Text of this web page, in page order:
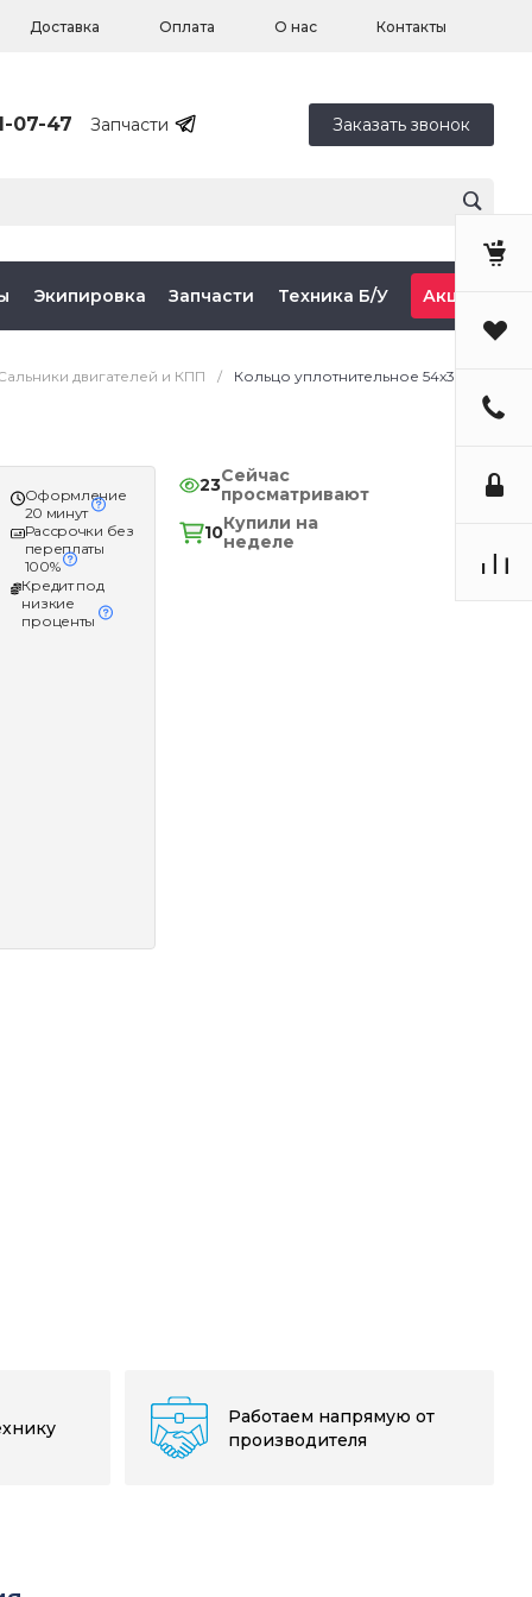
Доставка Оплата О нас Контакты
07-47 Запчасти Заказать звонок
Экипировка Запчасти Техника Б/У Акции
двигателей и КПП / Кольцо уплотнительное 54x3
Оформление
20 минут
Рассрочки без
переплаты
100%
Кредит под
низкие
проценты
23Сейчас
просматривают
10Купили на
неделе
Работаем напрямую от
производителя